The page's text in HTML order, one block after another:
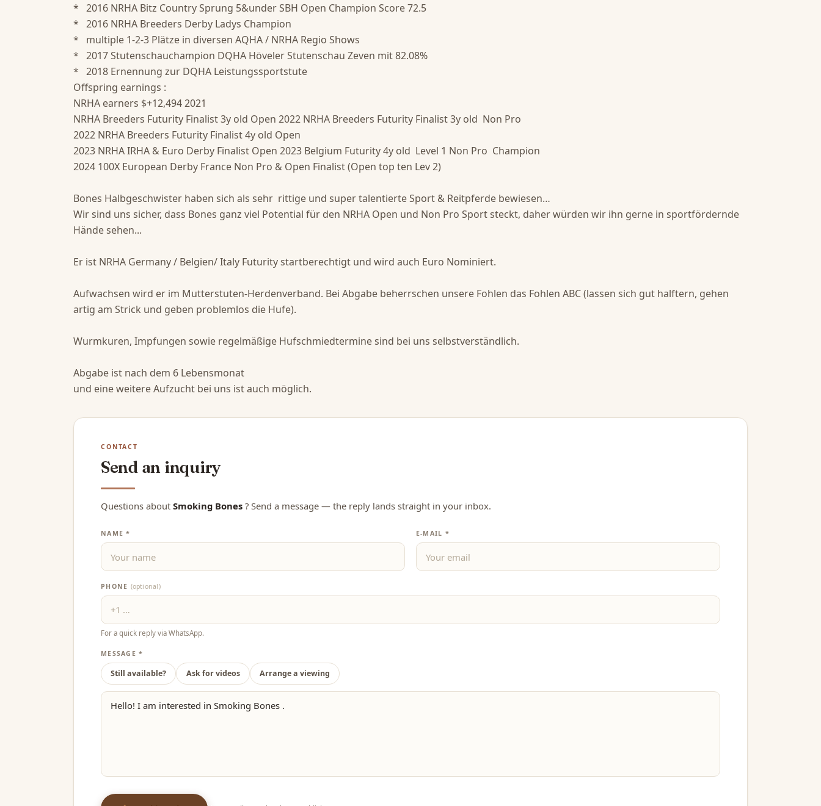
*   2016 NRHA Bitz Country Sprung 5&under SBH Open Champion Score 72.5
*   2016 NRHA Breeders Derby Ladys Champion
*   multiple 1-2-3 Plätze in diversen AQHA / NRHA Regio Shows
*   2017 Stutenschauchampion DQHA Höveler Stutenschau Zeven mit 82.08%
*   2018 Ernennung zur DQHA Leistungssportstute
Offspring earnings :
NRHA earners $+12,494 2021
NRHA Breeders Futurity Finalist 3y old Open 2022 NRHA Breeders Futurity Finalist 3y old  Non Pro
2022 NRHA Breeders Futurity Finalist 4y old Open
2023 NRHA IRHA & Euro Derby Finalist Open 2023 Belgium Futurity 4y old  Level 1 Non Pro  Champion
2024 100X European Derby France Non Pro & Open Finalist (Open top ten Lev 2)
Bones Halbgeschwister haben sich als sehr  rittige und super talentierte Sport & Reitpferde bewiesen…
Wir sind uns sicher, dass Bones ganz viel Potential für den NRHA Open und Non Pro Sport steckt, daher würden wir ihn gerne in sportfördernde
Hände sehen...
Er ist NRHA Germany / Belgien/ Italy Futurity startberechtigt und wird auch Euro Nominiert.
Aufwachsen wird er im Mutterstuten-Herdenverband. Bei Abgabe beherrschen unsere Fohlen das Fohlen ABC (lassen sich gut halftern, gehen
artig am Strick und geben problemlos die Hufe).
Wurmkuren, Impfungen sowie regelmäßige Hufschmiedtermine sind bei uns selbstverständlich.
Abgabe ist nach dem 6 Lebensmonat
CONTACT
Send an inquiry
Questions about Smoking Bones ? Send a message — the reply lands straight in your inbox.
NAME * E-MAIL *
PHONE (optional)
For a quick reply via WhatsApp.
MESSAGE *
Still available? Ask for videos Arrange a viewing